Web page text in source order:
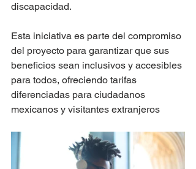
discapacidad​​​​.
Esta iniciativa es parte del compromiso
del proyecto para garantizar que sus
beneficios sean inclusivos y accesibles
para todos, ofreciendo tarifas
diferenciadas para ciudadanos
mexicanos y visitantes extranjeros